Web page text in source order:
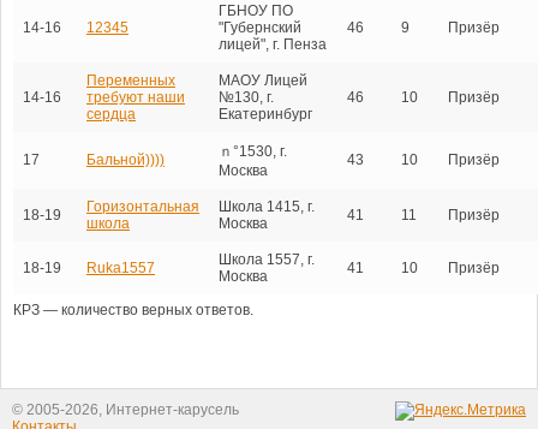
14-16 12345
ГБНОУ ПО
"Губернский
лицей", г. Пенза
46 9 Призёр
14-16
Переменных
требуют наши
сердца
МАОУ Лицей
№130, г.
Екатеринбург
46 10 Призёр
17 Бальной))))
ｎ°1530, г.
Москва
43 10 Призёр
18-19
Горизонтальная
школа
Школа 1415, г.
Москва
41 11 Призёр
18-19 Ruka1557
Школа 1557, г.
Москва
41 10 Призёр
КРЗ — количество верных ответов.
© 2005-2026, Интернет-карусель